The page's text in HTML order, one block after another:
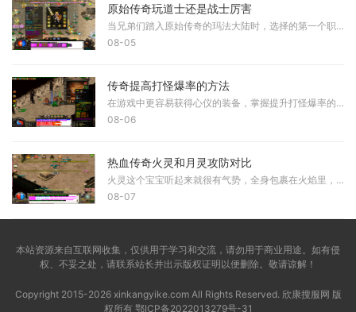
原始传奇玩道士还是战士厉害
当兄弟们踏入原始传奇的玛法大陆时，选择的第一个职业往往会决定后续的游戏体验。道士在当前版本中被许多老玩家誉为版本之子，拥有独特的双流派玩法，既能承担团队的守护者角
08-05
传奇提高打怪爆率的方法
在游戏中更容易获得心仪的装备，掌握提升打怪爆率的技巧十分重要。首先需要理解游戏的基本机制，爆率是指击败怪物后掉落物品的概率，不同的怪物和地点拥有不同的爆率设定。通
08-06
热血传奇火灵和月灵攻防对比
火灵这个宝宝听起来就很有气势，全身包裹在火焰里，看起来既华丽又威武，它的攻击方式是火焰攻击，输出相当猛烈，比起月灵那种寒冰掌的风格，火灵的攻击更显霸气一些。而月灵
08-07
本站资源来自互联网收集，仅供用于学习和交流，请勿用于商业用途。如有侵
权、不妥之处，请联系站长并出示版权证明以便删除。敬请谅解！
Copyright 2015-2026 xinkangyike.com All Rights Reserved. 欣康搜服网 版
权所有 鄂ICP备2022013279号-31